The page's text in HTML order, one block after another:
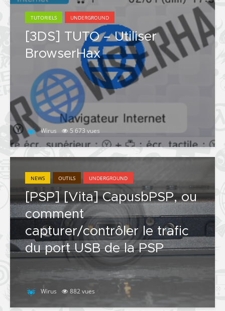
TUTORIELS UNDERGROUND
[3DS] TUTO – Utiliser
BrowserHax
Wirus 5 673 vues
NEWS OUTILS UNDERGROUND
[PSP] [Vita] CapusbPSP, ou
comment
capturer/contrôler le trafic
du port USB de la PSP
Wirus 882 vues